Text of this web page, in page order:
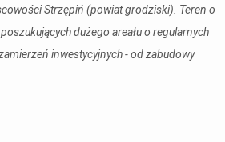
Strzępiń (powiat grodziski). Teren o
dużego areału o regularnych
inwestycyjnych - od zabudowy